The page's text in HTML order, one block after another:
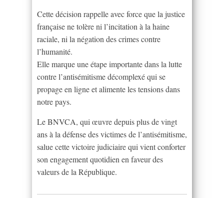
Cette décision rappelle avec force que la justice
française ne tolère ni l’incitation à la haine
raciale, ni la négation des crimes contre
l’humanité.
Elle marque une étape importante dans la lutte
contre l’antisémitisme décomplexé qui se
propage en ligne et alimente les tensions dans
notre pays.
Le BNVCA, qui œuvre depuis plus de vingt
ans à la défense des victimes de l’antisémitisme,
salue cette victoire judiciaire qui vient conforter
son engagement quotidien en faveur des
valeurs de la République.